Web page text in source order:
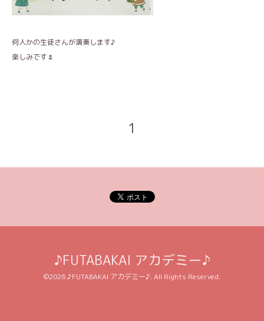
何人かの生徒さんが演奏します♪
楽しみです🌷
1
♪FUTABAKAI アカデミー♪
©2026♪FUTABAKAI アカデミー♪. All Rights Reserved.